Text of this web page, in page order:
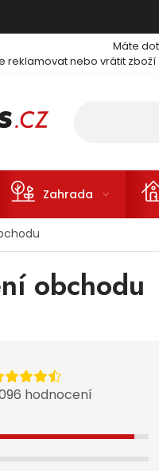
Máte
reklamovat nebo vrátit zboží
Zahrada
obchodu
hodnocení